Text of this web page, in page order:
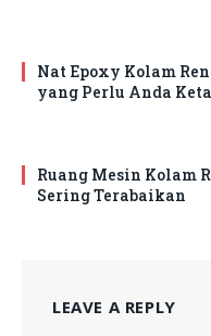
Nat Epoxy Kolam
yang Perlu Anda
Ruang Mesin Kolam
Sering Terabaikan
LEAVE A REPLY